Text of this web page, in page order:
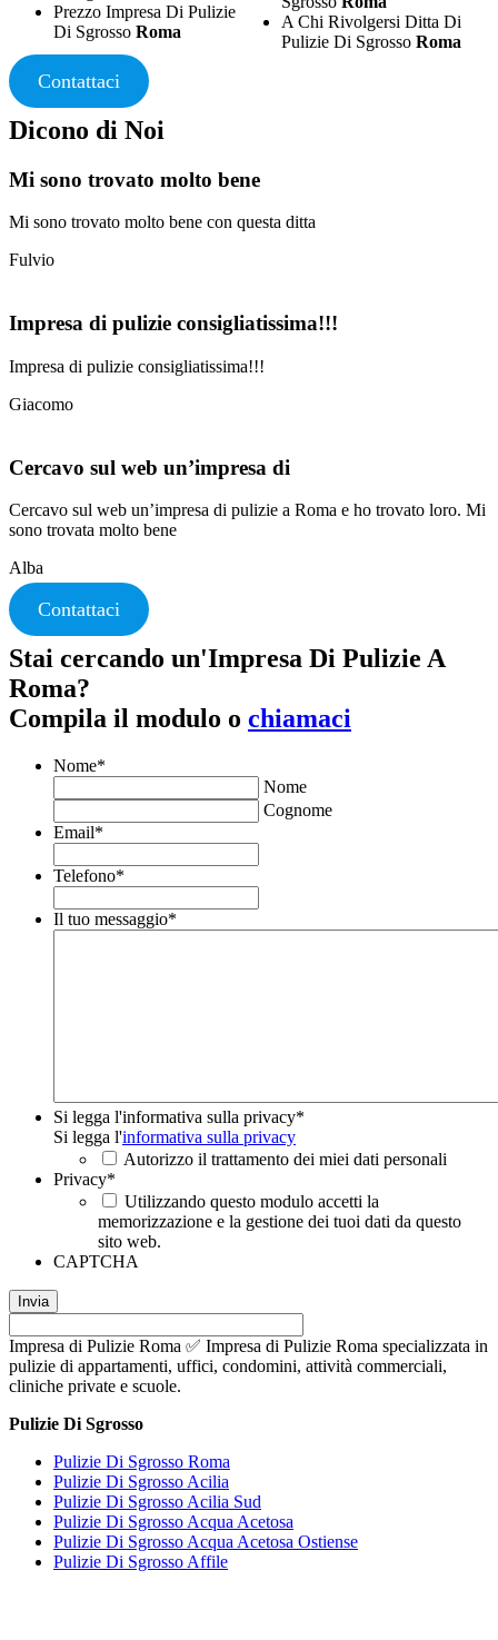
Prezzo Impresa Di Pulizie
Di Sgrosso Roma
A Chi Rivolgersi Ditta Di
Pulizie Di Sgrosso Roma
Contattaci
Dicono di Noi
Mi sono trovato molto bene
Mi sono trovato molto bene con questa ditta
Fulvio
Impresa di pulizie consigliatissima!!!
Impresa di pulizie consigliatissima!!!
Giacomo
Cercavo sul web un’impresa di
Cercavo sul web un’impresa di pulizie a Roma e ho trovato loro. Mi
sono trovata molto bene
Alba
Contattaci
Stai cercando un'Impresa Di Pulizie A
Roma?
Compila il modulo o chiamaci
Nome*
Nome
Cognome
Email*
Telefono*
Il tuo messaggio*
Si legga l'informativa sulla privacy*
Si legga l'informativa sulla privacy
Autorizzo il trattamento dei miei dati personali
Privacy*
Utilizzando questo modulo accetti la
memorizzazione e la gestione dei tuoi dati da questo
sito web.
CAPTCHA
Impresa di Pulizie Roma ✅ Impresa di Pulizie Roma specializzata in
pulizie di appartamenti, uffici, condomini, attività commerciali,
cliniche private e scuole.
Pulizie Di Sgrosso
Pulizie Di Sgrosso Roma
Pulizie Di Sgrosso Acilia
Pulizie Di Sgrosso Acilia Sud
Pulizie Di Sgrosso Acqua Acetosa
Pulizie Di Sgrosso Acqua Acetosa Ostiense
Pulizie Di Sgrosso Affile